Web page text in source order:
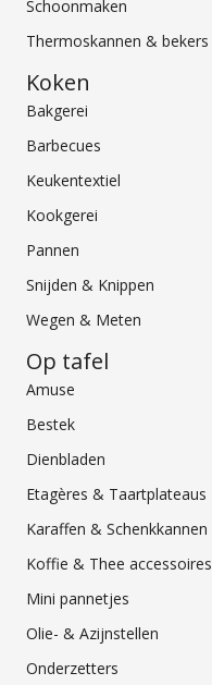
Schoonmaken
Thermoskannen & bekers
Koken
Bakgerei
Barbecues
Keukentextiel
Kookgerei
Pannen
Snijden & Knippen
Wegen & Meten
Op tafel
Amuse
Bestek
Dienbladen
Etagères & Taartplateaus
Karaffen & Schenkkannen
Koffie & Thee accessoires
Mini pannetjes
Olie- & Azijnstellen
Onderzetters